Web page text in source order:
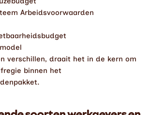
Arbeidsvoorwaarden
verschillen, draait het in de kern om
binnen het